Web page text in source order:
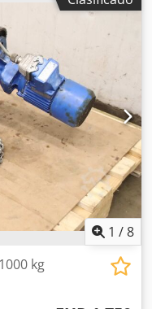
sido desmontada
de producción
en nuestro
Ideal para plantas de
de
Afozmg Dgjhjrf
Capacidad 1.000 kg
de la grúa 2023
ABUS)
eléctrico Sí Control
V Elevador de
1.000 kg Año
Velocidad 120 /
industriales De
1 /8
kg